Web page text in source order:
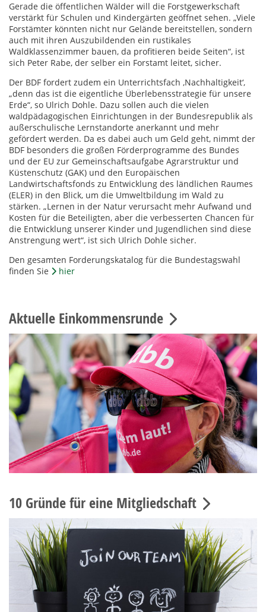
Gerade die öffentlichen Wälder will die Forstgewerkschaft
verstärkt für Schulen und Kindergärten geöffnet sehen. „Viele
Forstämter könnten nicht nur Gelände bereitstellen, sondern
auch mit ihren Auszubildenden ein rustikales
Waldklassenzimmer bauen, da profitieren beide Seiten“, ist
sich Peter Rabe, der selber ein Forstamt leitet, sicher.
Der BDF fordert zudem ein Unterrichtsfach ‚Nachhaltigkeit‘,
„denn das ist die eigentliche Überlebensstrategie für unsere
Erde“, so Ulrich Dohle. Dazu sollen auch die vielen
waldpädagogischen Einrichtungen in der Bundesrepublik als
außerschulische Lernstandorte anerkannt und mehr
gefördert werden. Da es dabei auch um Geld geht, nimmt der
BDF besonders die großen Förderprogramme des Bundes
und der EU zur Gemeinschaftsaufgabe Agrarstruktur und
Küstenschutz (GAK) und den Europäischen
Landwirtschaftsfonds zu Entwicklung des ländlichen Raumes
(ELER) in den Blick, um die Umweltbildung im Wald zu
stärken. „Lernen in der Natur verursacht mehr Aufwand und
Kosten für die Beteiligten, aber die verbesserten Chancen für
die Entwicklung unserer Kinder und Jugendlichen sind diese
Anstrengung wert“, ist sich Ulrich Dohle sicher.
Den gesamten Forderungskatalog für die Bundestagswahl
finden Sie
hier
Aktuelle Einkommensrunde
10 Gründe für eine Mitgliedschaft